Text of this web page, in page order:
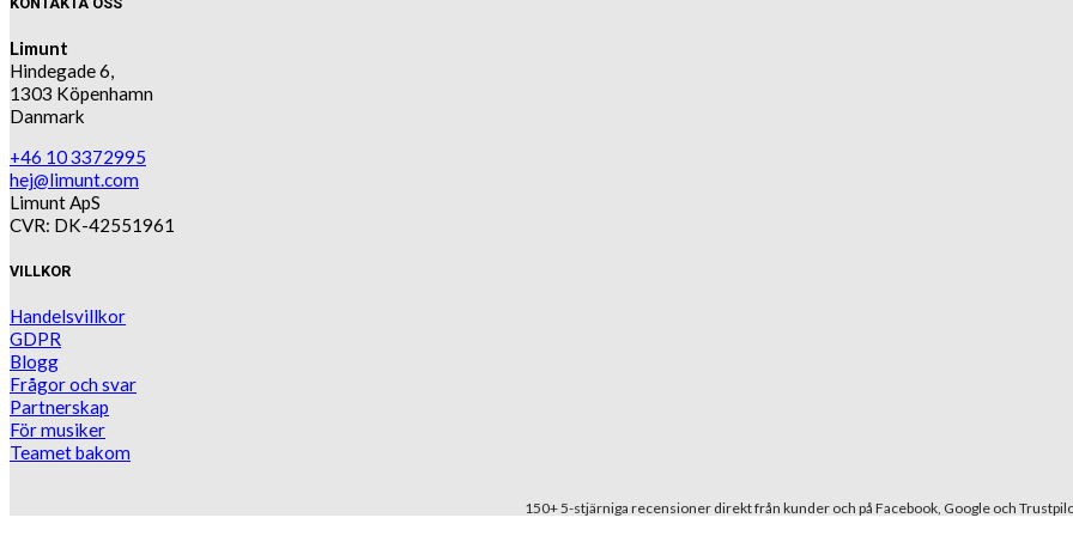
Limunt
Hindegade 6,
1303 Köpenhamn
Danmark
+46 10 3372995
hej@limunt.com
Limunt ApS
CVR: DK-42551961
VILLKOR
Handelsvillkor
GDPR
Blogg
Frågor och svar
Partnerskap
För musiker
Teamet bakom
150+ 5-stjärniga recensioner direkt från kunder och på Facebook, Google och